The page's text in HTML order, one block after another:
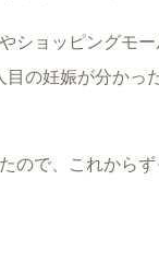
ショッピングモ
の妊娠が分かっ
ので、これから